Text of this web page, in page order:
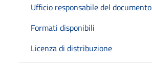
Ufficio responsabile del documento
Formati disponibili
Licenza di distribuzione